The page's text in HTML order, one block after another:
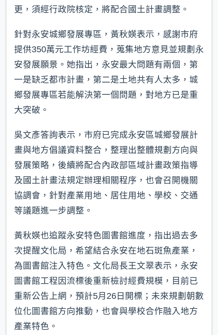
更，須經行政院核定，將配合國土計畫調整。
針對永安城鄉發展專區，黃秋媖表示，感謝市府
提供350萬元工作坊經費，蒐集地方意見並規劃永
安發展願景。她指出，永安最大問題有兩個，第
一是缺乏都市計畫，第二是土地共有人太多，城
鄉發展專區若能解決第一個問題，對地方已是重
大突破。
吳文彥答詢表示，市府已完成永安區城鄉發展計
畫與地方倡議資料整合，整理出整體規劃方向與
發展策略，後續將配合內政部區域計畫政策指導
及國土計畫法規定辦理相關程序，也會召開機關
協調會，針對產業用地、居住用地、學校、交通
等議題進一步調整。
黃秋媖也追蹤永安特色圖書館進度，指出過去多
次提醒文化局，希望結合永安在地石斑魚產業，
為圖書館注入特色。文化局長王文翠表示，永安
圖書館工程因流標後重新檢討經費規模，目前已
重新公告上網，預計5月26日開標；未來規劃朝數
位化圖書館方向推動，也會與學校合作融入地方
產業特色。